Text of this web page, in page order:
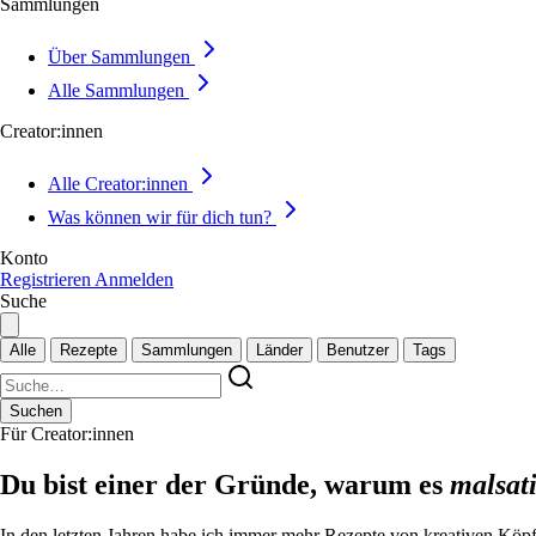
Sammlungen
Über Sammlungen
Alle Sammlungen
Creator:innen
Alle Creator:innen
Was können wir für dich tun?
Konto
Registrieren Anmelden
Suche
Alle Rezepte Sammlungen Länder Benutzer Tags
Suchen
Für Creator:innen
Du bist einer der Gründe, warum es malsati